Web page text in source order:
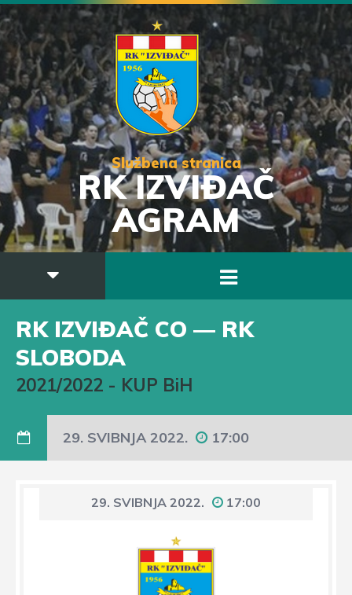
Službena stranica
RK IZVIĐAČ
AGRAM
RK IZVIĐAČ CO — RK
SLOBODA
2021/2022 - KUP BiH
29. SVIBNJA 2022. 17:00
29. SVIBNJA 2022. 17:00